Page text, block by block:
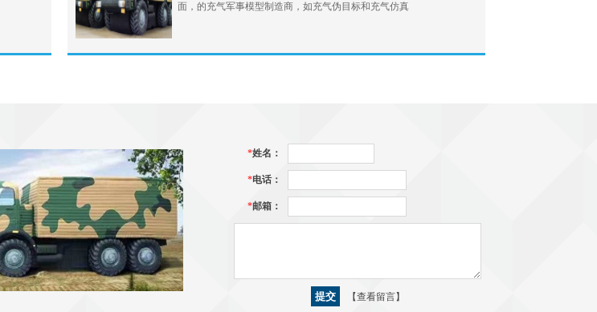
*姓名：
*电话：
*邮箱：
【查看留言】
面，的充气军事模型制造商，如充气伪目标和充气仿真